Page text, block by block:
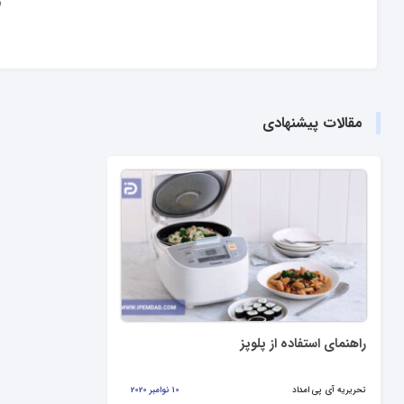
مقالات پیشنهادی
راهنمای استفاده از پلوپز
تحریریه آی پی امداد 10 نوامبر 2020